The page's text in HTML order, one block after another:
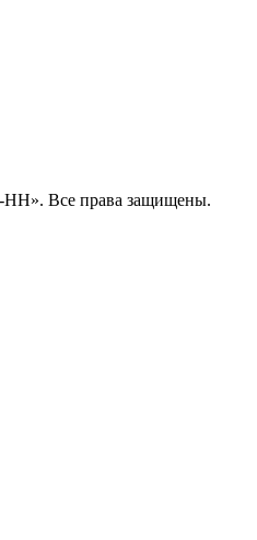
Все права защищены.